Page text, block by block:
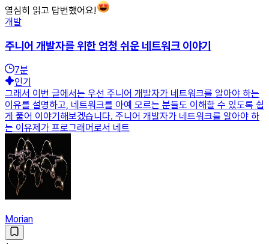
열심히 읽고 답변했어요!
개발
주니어 개발자를 위한 엄청 쉬운 네트워크 이야기
7분
인기
그래서 이번 글에서는 우선 주니어 개발자가 네트워크를 알아야 하는
이유를 설명하고, 네트워크를 아예 모르는 분들도 이해할 수 있도록 쉽
게 풀어 이야기해보겠습니다. 주니어 개발자가 네트워크를 알아야 하
는 이유제가 프로그래머로서 네트
Morian